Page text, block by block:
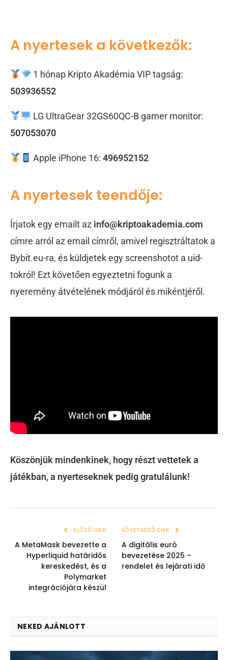
A nyertesek a következők:
1 hónap Kripto Akadémia VIP tagság:
503936552
LG UltraGear 32GS60QC-B gamer monitor:
507053070
Apple iPhone 16: 496952152
A nyertesek teendője:
Írjatok egy emailt az info@kriptoakademia.com
címre arról az email címről, amivel regisztráltatok a
Bybit.eu-ra, és küldjetek egy screenshotot a uid-
tokról! Ezt követően egyeztetni fogunk a
nyeremény átvételének módjáról és mikéntjéről.
Köszönjük mindenkinek, hogy részt vettetek a
játékban, a nyerteseknek pedig gratulálunk!
ELŐZŐ CIKK
A MetaMask bevezette a
Hyperliquid határidős
kereskedést, és a
Polymarket
integrációjára készül
KÖVETKEZŐ CIKK
A digitális euró
bevezetése 2025 –
rendelet és lejárati idő
NEKED AJÁNLOTT